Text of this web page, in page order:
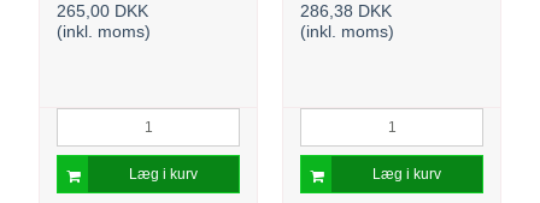
265,00 DKK
(inkl. moms)
Læg i kurv
286,38 DKK
(inkl. moms)
Læg i kurv